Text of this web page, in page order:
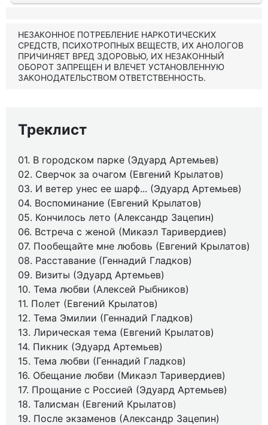
НЕЗАКОННОЕ ПОТРЕБЛЕНИЕ НАРКОТИЧЕСКИХ
СРЕДСТВ, ПСИХОТРОПНЫХ ВЕЩЕСТВ, ИХ АНОЛОГОВ
ПРИЧИНЯЕТ ВРЕД ЗДОРОВЬЮ, ИХ НЕЗАКОННЫЙ
ОБОРОТ ЗАПРЕЩЕН И ВЛЕЧЕТ УСТАНОВЛЕННУЮ
ЗАКОНОДАТЕЛЬСТВОМ ОТВЕТСТВЕННОСТЬ.
Треклист
01. В городском парке (Эдуард Артемьев)
02. Сверчок за очагом (Евгений Крылатов)
03. И ветер унес ее шарф... (Эдуард Артемьев)
04. Воспоминание (Евгений Крылатов)
05. Кончилось лето (Александр Зацепин)
06. Встреча с женой (Микаэл Таривердиев)
07. Пообещайте мне любовь (Евгений Крылатов)
08. Расставание (Геннадий Гладков)
09. Визиты (Эдуард Артемьев)
10. Тема любви (Алексей Рыбников)
11. Полет (Евгений Крылатов)
12. Тема Эмилии (Геннадий Гладков)
13. Лирическая тема (Евгений Крылатов)
14. Пикник (Эдуард Артемьев)
15. Тема любви (Геннадий Гладков)
16. Обещание любви (Микаэл Таривердиев)
17. Прощание с Россией (Эдуард Артемьев)
18. Талисман (Евгений Крылатов)
19. После экзаменов (Александр Зацепин)